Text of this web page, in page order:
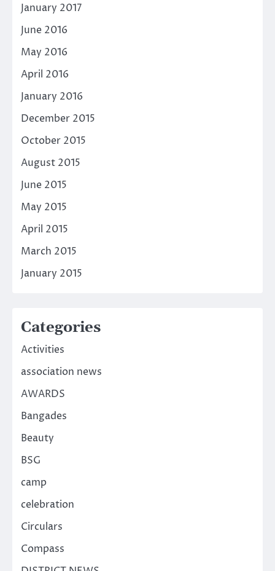
January 2017
June 2016
May 2016
April 2016
January 2016
December 2015
October 2015
August 2015
June 2015
May 2015
April 2015
March 2015
January 2015
Categories
Activities
association news
AWARDS
Bangades
Beauty
BSG
camp
celebration
Circulars
Compass